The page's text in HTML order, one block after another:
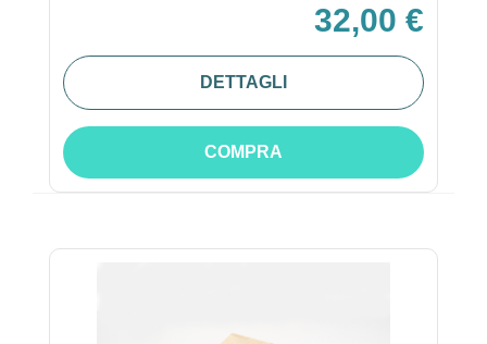
32,00 €
DETTAGLI
COMPRA